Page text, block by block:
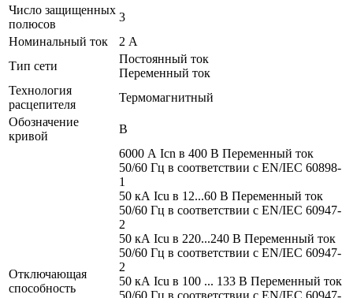
Число защищенных
полюсов
3
Номинальный ток
2 А
Тип сети
Постоянный ток
Переменный ток
Технология
расцепителя
Термомагнитный
Обозначение
кривой
B
Отключающая
способность
6000 А Icn в 400 В Переменный ток
50/60 Гц в соответствии с EN/IEC 60898-
1
50 кА Icu в 12...60 В Переменный ток
50/60 Гц в соответствии с EN/IEC 60947-
2
50 кА Icu в 220...240 В Переменный ток
50/60 Гц в соответствии с EN/IEC 60947-
2
50 кА Icu в 100 ... 133 В Переменный ток
50/60 Гц в соответствии с EN/IEC 60947-